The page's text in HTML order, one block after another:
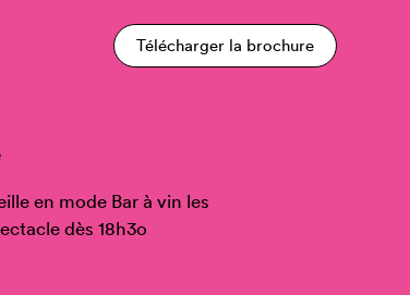
Télécharger la brochure
en mode Bar à vin les
dès 18h3o